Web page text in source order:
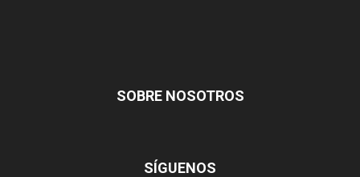
SOBRE NOSOTROS
SÍGUENOS